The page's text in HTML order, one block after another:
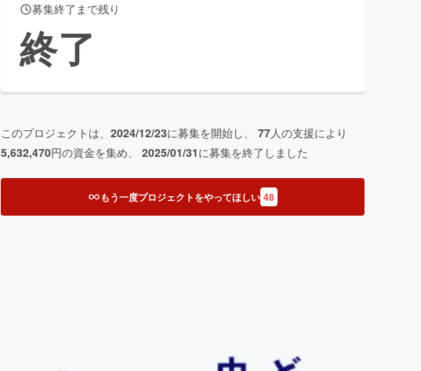
募集終了まで残り
終了
このプロジェクトは、 2024/12/23に募集を開始し、 77人の支援により
5,632,470円の資金を集め、 2025/01/31に募集を終了しました
もう一度プロジェクトをやってほしい 48